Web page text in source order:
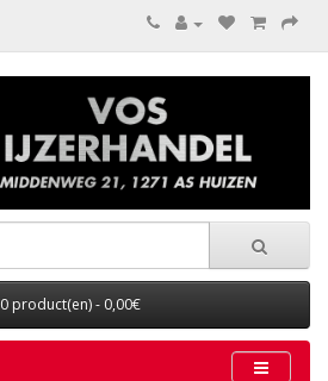
0 product(en) - 0,00€